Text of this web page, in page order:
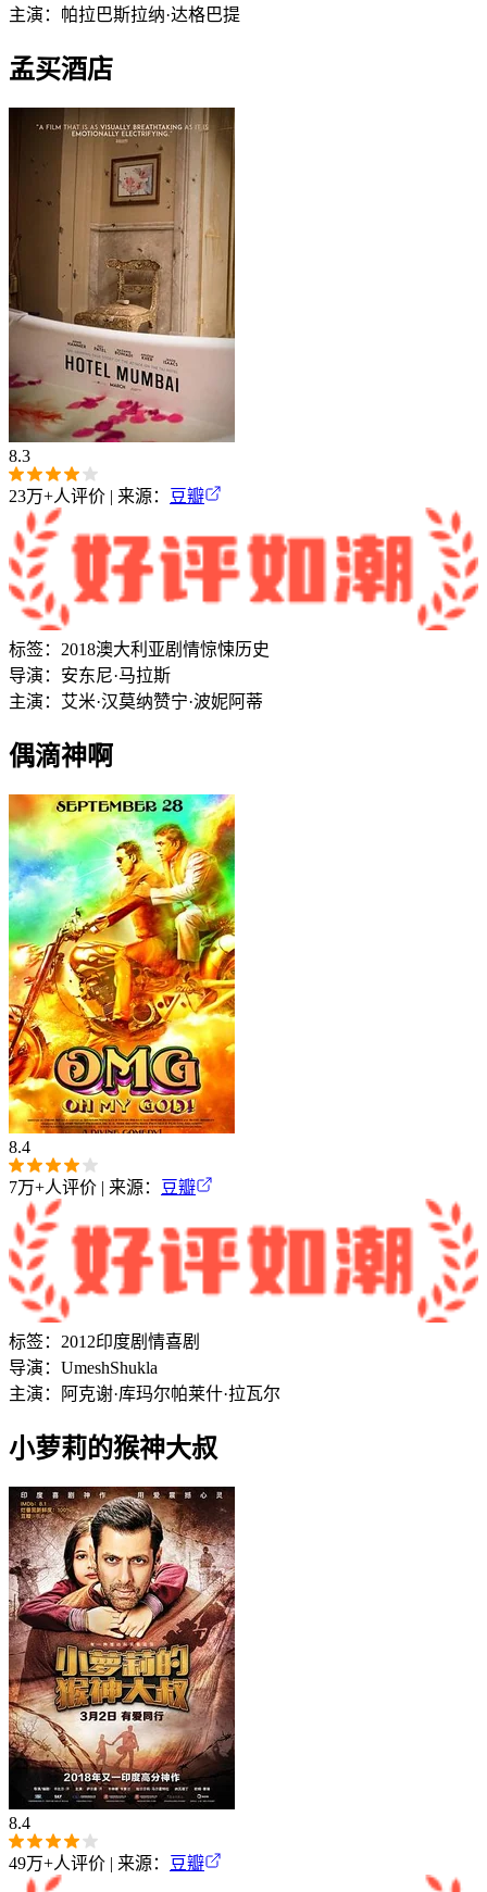
主演： 帕拉巴斯拉纳·达格巴提
孟买酒店
8.3
23万+人评价 | 来源： 豆瓣
标签： 2018澳大利亚剧情惊悚历史
导演： 安东尼·马拉斯
主演： 艾米·汉莫纳赞宁·波妮阿蒂
偶滴神啊
8.4
7万+人评价 | 来源： 豆瓣
标签： 2012印度剧情喜剧
导演： UmeshShukla
主演：
阿克谢·库玛尔帕莱什·拉瓦尔
小萝莉的猴神大叔
8.4
49万+人评价 | 来源： 豆瓣